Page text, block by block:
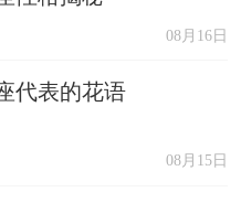
08月16日
代表的花语
08月15日